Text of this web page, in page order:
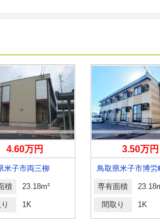
4.60万円
米子市両三柳
積 23.18m²
1K
3.50万円
鳥取県米子市博労
専有面積
間取り 1K